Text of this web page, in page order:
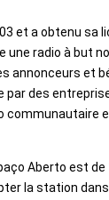
et a obtenu sa
une radio à but
annonceurs et
par des
communautaire
Aberto est de
la station dans